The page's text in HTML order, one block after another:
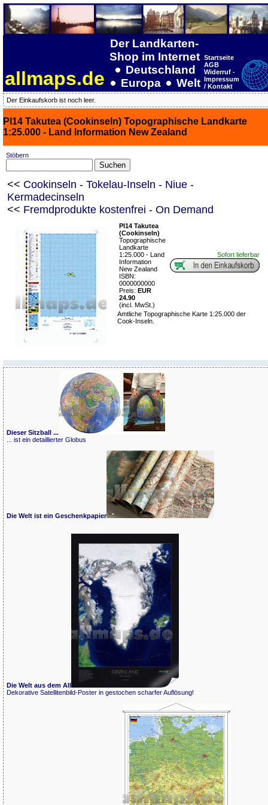
allmaps.de
Der Landkarten-
Shop im Internet
Deutschland
Europa
Welt
Startseite
AGB
Widerruf -
Impressum
/ Kontakt
Der Einkaufskorb ist noch leer.
PI14 Takutea (Cookinseln) Topographische Landkarte
1:25.000 - Land Information New Zealand
Stöbern
<< Cookinseln - Tokelau-Inseln - Niue -
Kermadecinseln
<< Fremdprodukte kostenfrei - On Demand
PI14 Takutea
(Cookinseln)
Topographische
Landkarte
1:25.000 - Land
Information
New Zealand
ISBN:
0000000000
Preis: EUR
24.90
(incl. MwSt.)
Sofort lieferbar
Amtliche Topographische Karte 1:25.000 der
Cook-Inseln.
Dieser Sitzball ...
... ist ein detaillierter Globus
Die Welt ist ein Geschenkpapier
Die Welt aus dem All
Dekorative Satellitenbild-Poster in gestochen scharfer Auflösung!